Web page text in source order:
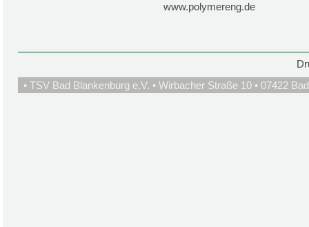
www.polymereng.de
• TSV Bad Blankenburg e.V. • Wirbacher Straße 10 • 07422